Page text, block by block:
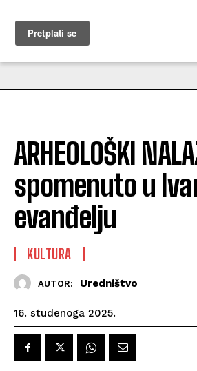
MUŽEVNI
ARHEOLOŠKI
spomenuto u
evanđelju
KULTURA
AUTOR: Uredništvo
16. studenoga 2025.